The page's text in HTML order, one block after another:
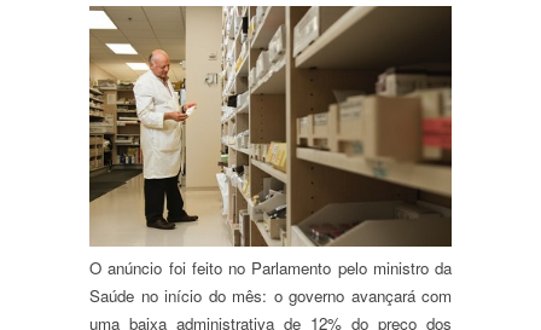
O anúncio foi feito no Parlamento pelo ministro da
Saúde no início do mês: o governo avançará com
uma baixa administrativa de 12% do preço dos